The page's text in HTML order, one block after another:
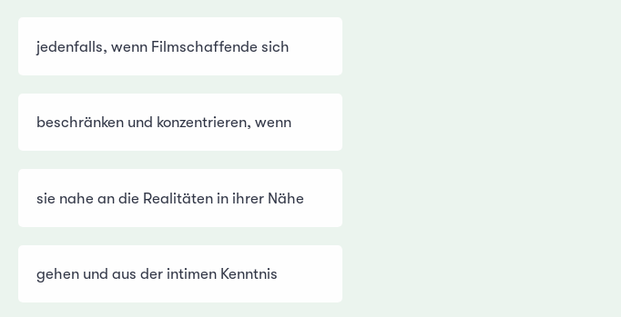
jedenfalls, wenn Filmschaffende sich
beschränken und konzentrieren, wenn
sie nahe an die Realitäten in ihrer Nähe
gehen und aus der intimen Kenntnis